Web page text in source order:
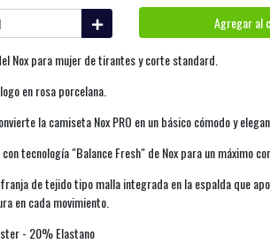
Agregar al
Nox para mujer de tirantes y corte standard.
en rosa porcelana.
la camiseta Nox PRO en un básico cómodo y
tecnología "Balance Fresh" de Nox para un máximo
de tejido tipo malla integrada en la espalda que
en cada movimiento.
- 20% Elastano